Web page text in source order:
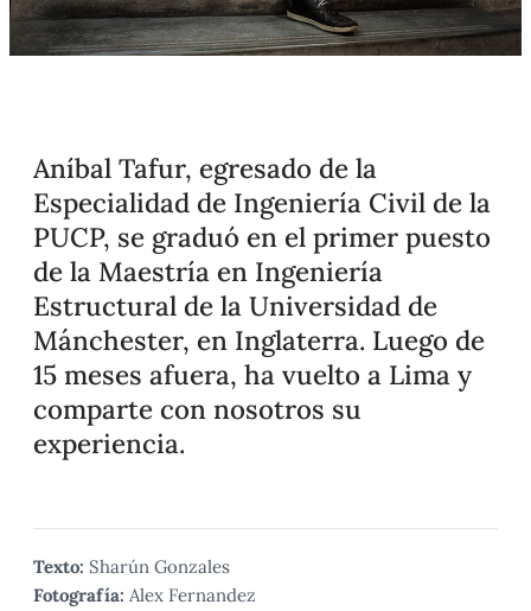
Aníbal Tafur, egresado de la
Especialidad de Ingeniería Civil de la
PUCP, se graduó en el primer puesto
de la Maestría en Ingeniería
Estructural de la Universidad de
Mánchester, en Inglaterra. Luego de
15 meses afuera, ha vuelto a Lima y
comparte con nosotros su
experiencia.
Texto: Sharún Gonzales
Fotografía: Alex Fernandez